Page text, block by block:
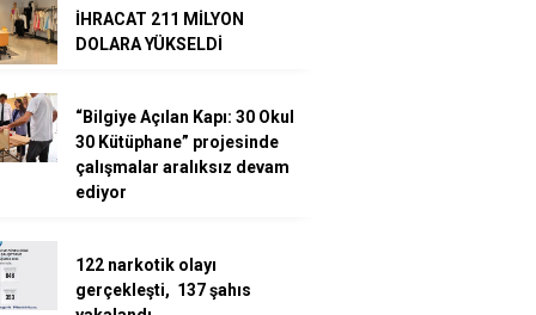
İHRACAT 211 MİLYON
DOLARA YÜKSELDİ
“Bilgiye Açılan Kapı: 30 Okul
30 Kütüphane” projesinde
çalışmalar aralıksız devam
ediyor
122 narkotik olayı
gerçekleşti, 137 şahıs